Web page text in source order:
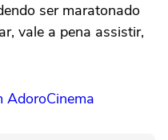
ser maratonado
vale a pena assistir,